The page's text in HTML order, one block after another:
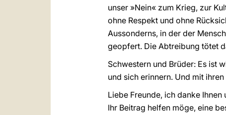
unser »Nein« zum Krieg, zur
ohne Respekt und ohne
Aussonderns, in der der
geopfert. Die Abtreibung tötet
Schwestern und Brüder: Es ist
und sich erinnern. Und mit
Liebe Freunde, ich danke
Ihr Beitrag helfen möge, eine